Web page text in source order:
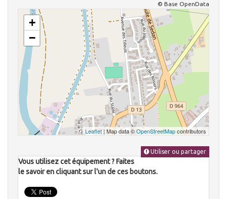
© Base OpenData
+
−
Leaflet| Map data ©OpenStreetMapcontributors
Utiliser ou partager
Vous utilisez cet équipement ? Faites
le savoir en cliquant sur l'un de ces boutons.